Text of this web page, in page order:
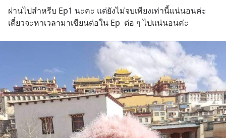
ผ่านไปสำหรีบ Ep1 นะคะ แต่ยังไม่จบเพียงเท่านี้แน่นอนค่ะ
เดี๋ยวจะหาเวลามาเขียนต่อใน Ep  ต่อ ๆ ไปแน่นอนค่ะ